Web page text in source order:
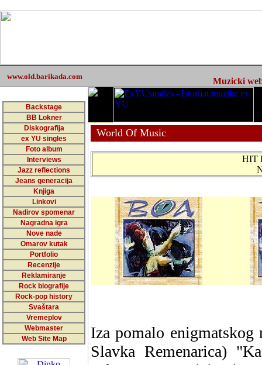
www.old.barikada.com Muzicki
Backstage
BB Lokner
Diskografija
ex YU singles
Foto album
Interviews
Jazz reflections
Jeans generacija
Knjiga
Linkovi
Nadirov spomenar
Nagradna igra
Nove nade
Omarov kutak
Portfolio
Recenzije
Reklamiranje
Rock biografije
Rock-pop history
Svaštara
Vremeplov
Webmaster
Web Site Map
World Of Music
HIT
Iza pomalo
Slavka Remenarica)